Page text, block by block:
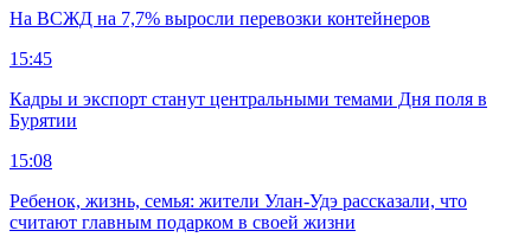
На ВСЖД на 7,7% выросли перевозки контейнеров
15:45
Кадры и экспорт станут центральными темами Дня поля в
Бурятии
15:08
Ребенок, жизнь, семья: жители Улан-Удэ рассказали, что
считают главным подарком в своей жизни